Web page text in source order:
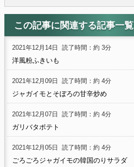
この記事に関連する記事一覧
2021年12月14日 読了時間：約 3分
洋風粉ふきいも
2021年12月09日 読了時間：約 4分
ジャガイモとそぼろの甘辛炒め
2021年12月07日 読了時間：約 4分
ガリバタポテト
2021年12月05日 読了時間：約 4分
ごろごろジャガイモの韓国のりサラダ